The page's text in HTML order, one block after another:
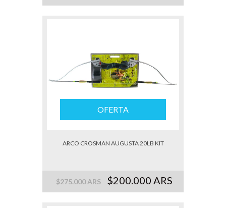
OFERTA
ARCO CROSMAN AUGUSTA 20LB KIT
$275.000 ARS $200.000 ARS